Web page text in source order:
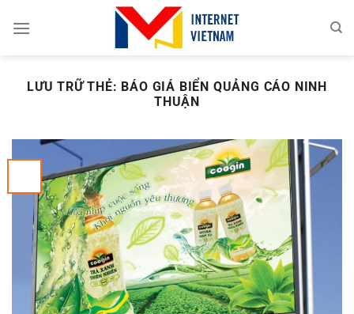
đến
LƯU TRỮ THẺ: BÁO GIÁ BIỂN QUẢNG CÁO NINH
THUẬN